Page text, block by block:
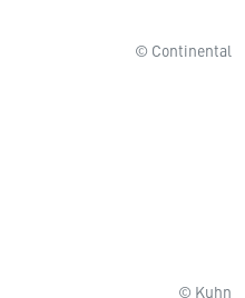
© Continental
© Kuhn